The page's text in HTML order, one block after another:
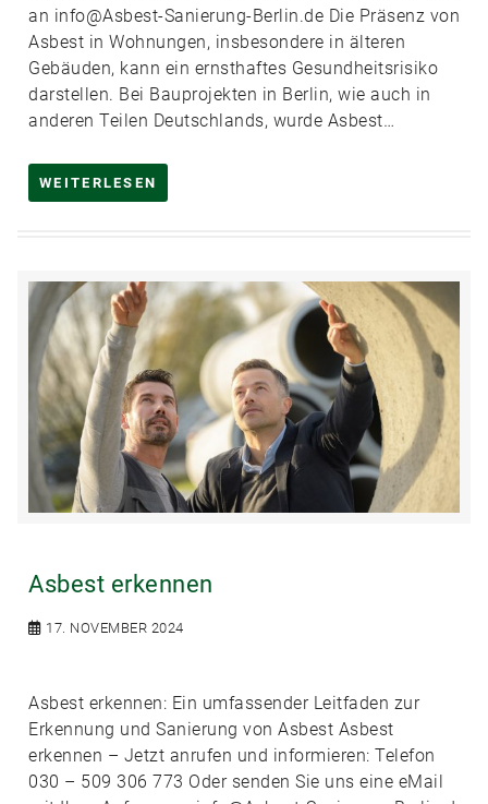
an info@Asbest-Sanierung-Berlin.de Die Präsenz von
Asbest in Wohnungen, insbesondere in älteren
Gebäuden, kann ein ernsthaftes Gesundheitsrisiko
darstellen. Bei Bauprojekten in Berlin, wie auch in
anderen Teilen Deutschlands, wurde Asbest…
WEITERLESEN
Asbest erkennen
17. NOVEMBER 2024
Asbest erkennen: Ein umfassender Leitfaden zur
Erkennung und Sanierung von Asbest Asbest
erkennen – Jetzt anrufen und informieren: Telefon
030 – 509 306 773 Oder senden Sie uns eine eMail